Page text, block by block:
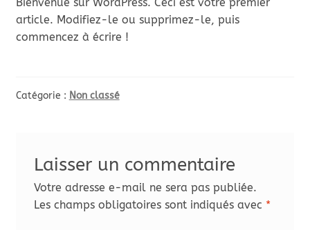
article. Modifiez-le ou supprimez-le, puis
commencez à écrire !
Catégorie : Non classé
Laisser un commentaire
Votre adresse e-mail ne sera pas publiée.
Les champs obligatoires sont indiqués avec *